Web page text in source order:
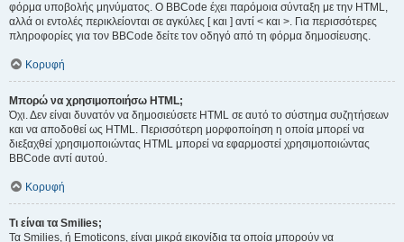
φόρμα υποβολής μηνύματος. Ο BBCode έχει παρόμοια σύνταξη με την HTML,
αλλά οι εντολές περικλείονται σε αγκύλες [ και ] αντί < και >. Για περισσότερες
πληροφορίες για τον BBCode δείτε τον οδηγό από τη φόρμα δημοσίευσης.
Κορυφή
Μπορώ να χρησιμοποιήσω HTML;
Όχι. Δεν είναι δυνατόν να δημοσιεύσετε HTML σε αυτό το σύστημα συζητήσεων
και να αποδοθεί ως HTML. Περισσότερη μορφοποίηση η οποία μπορεί να
διεξαχθεί χρησιμοποιώντας HTML μπορεί να εφαρμοστεί χρησιμοποιώντας
BBCode αντί αυτού.
Κορυφή
Τι είναι τα Smilies;
Τα Smilies, ή Emoticons, είναι μικρά εικονίδια τα οποία μπορούν να